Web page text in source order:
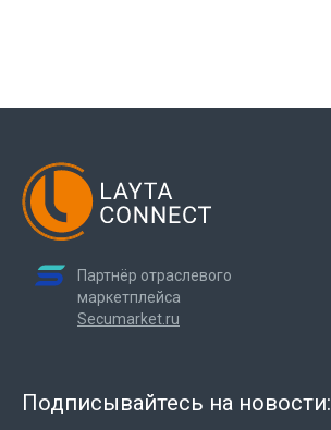
Партнёр отраслевого
маркетплейса
Secumarket.ru
Подписывайтесь на новости: